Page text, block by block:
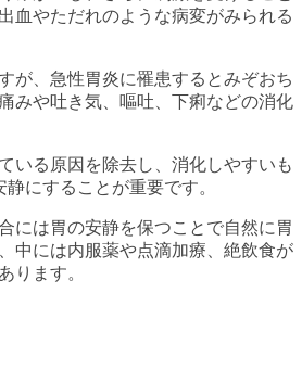
血やただれのような病変がみられる
が、急性胃炎に罹患するとみぞおち
みや吐き気、嘔吐、下痢などの消化
いる原因を除去し、消化しやすいも
にすることが重要です。
には胃の安静を保つことで自然に胃
中には内服薬や点滴加療、絶飲食が
ります。